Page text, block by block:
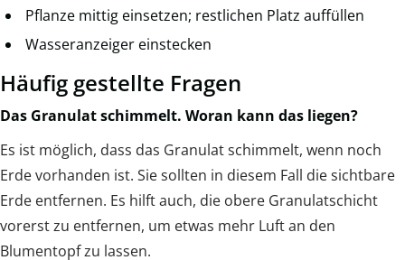
Pflanze mittig einsetzen; restlichen Platz auffüllen
Wasseranzeiger einstecken
Häufig gestellte Fragen
Das Granulat schimmelt. Woran kann das liegen?
Es ist möglich, dass das Granulat schimmelt, wenn noch
Erde vorhanden ist. Sie sollten in diesem Fall die sichtbare
Erde entfernen. Es hilft auch, die obere Granulatschicht
vorerst zu entfernen, um etwas mehr Luft an den
Blumentopf zu lassen.